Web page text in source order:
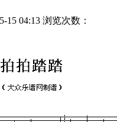
15 04:13 浏览次数：